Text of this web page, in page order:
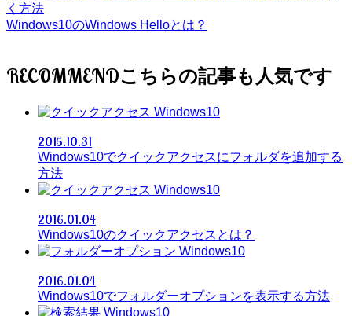
く方法
Windows10のWindows Helloとは？
RECOMMEND
Windows10
2015.10.31
Windows10でクイックアクセスにフォルダを追加する
方法
Windows10
2016.01.04
Windows10のクイックアクセスとは？
Windows10
2016.01.04
Windows10でフォルダーオプションを表示する方法
Windows10